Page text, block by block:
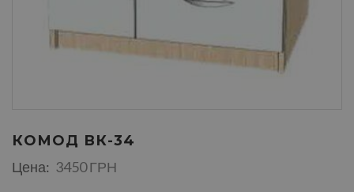
КОМОД ВК-34
Цена: 3450 ГРН